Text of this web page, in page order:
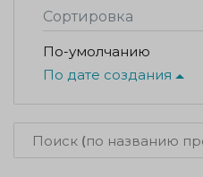
Сортировка
По-умолчанию
По дате создания